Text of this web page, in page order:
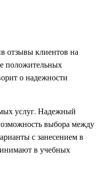
отзывы клиентов на
положительных
о надежности
услуг. Надежный
выбора между
с занесением в
в учебных